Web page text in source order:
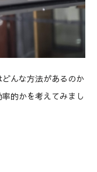
んな方法があるのか
的かを考えてみまし